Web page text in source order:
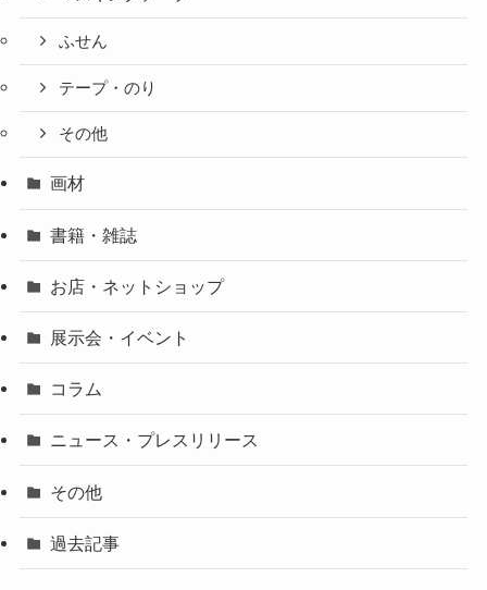
ふせん
テープ・のり
その他
画材
書籍・雑誌
お店・ネットショップ
展示会・イベント
コラム
ニュース・プレスリリース
その他
過去記事